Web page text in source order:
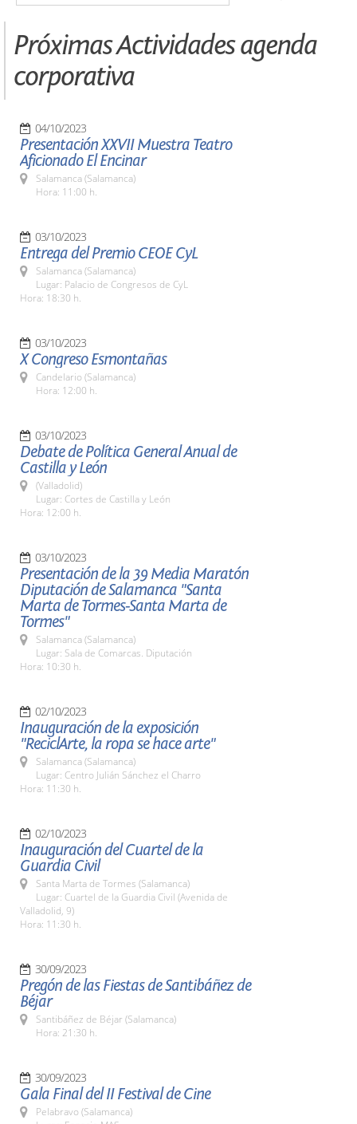
Próximas Actividades agenda
corporativa
04/10/2023
Presentación XXVII Muestra Teatro
Aficionado El Encinar
Salamanca (Salamanca)
Hora: 11:00 h.
03/10/2023
Entrega del Premio CEOE CyL
Salamanca (Salamanca)
Lugar: Palacio de Congresos de CyL
Hora: 18:30 h.
03/10/2023
X Congreso Esmontañas
Candelario (Salamanca)
Hora: 12:00 h.
03/10/2023
Debate de Política General Anual de
Castilla y León
(Valladolid)
Lugar: Cortes de Castilla y León
Hora: 12:00 h.
03/10/2023
Presentación de la 39 Media Maratón
Diputación de Salamanca "Santa
Marta de Tormes-Santa Marta de
Tormes"
Salamanca (Salamanca)
Lugar: Sala de Comarcas. Diputación
Hora: 10:30 h.
02/10/2023
Inauguración de la exposición
"ReciclArte, la ropa se hace arte"
Salamanca (Salamanca)
Lugar: Centro Julián Sánchez el Charro
Hora: 11:30 h.
02/10/2023
Inauguración del Cuartel de la
Guardia Civil
Santa Marta de Tormes (Salamanca)
Lugar: Cuartel de la Guardia Civil (Avenida de
Valladolid, 9)
Hora: 11:30 h.
30/09/2023
Pregón de las Fiestas de Santibáñez de
Béjar
Santibáñez de Béjar (Salamanca)
Hora: 21:30 h.
30/09/2023
Gala Final del II Festival de Cine
Pelabravo (Salamanca)